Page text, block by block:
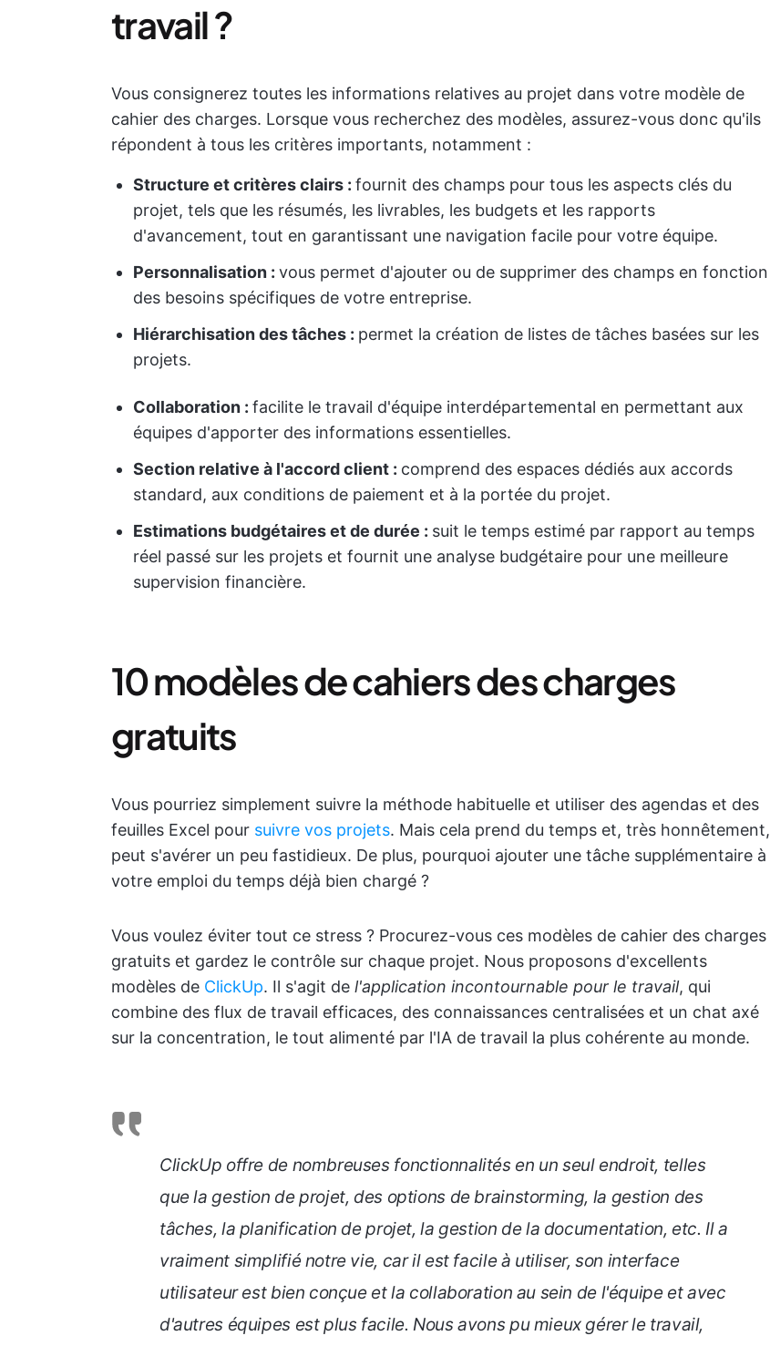
travail ?
Vous consignerez toutes les informations relatives au projet dans votre modèle de
cahier des charges. Lorsque vous recherchez des modèles, assurez-vous donc qu'ils
répondent à tous les critères importants, notamment :
Structure et critères clairs : fournit des champs pour tous les aspects clés du
projet, tels que les résumés, les livrables, les budgets et les rapports
d'avancement, tout en garantissant une navigation facile pour votre équipe.
Personnalisation : vous permet d'ajouter ou de supprimer des champs en fonction
des besoins spécifiques de votre entreprise.
Hiérarchisation des tâches : permet la création de listes de tâches basées sur les
projets.
Collaboration : facilite le travail d'équipe interdépartemental en permettant aux
équipes d'apporter des informations essentielles.
Section relative à l'accord client : comprend des espaces dédiés aux accords
standard, aux conditions de paiement et à la portée du projet.
Estimations budgétaires et de durée : suit le temps estimé par rapport au temps
réel passé sur les projets et fournit une analyse budgétaire pour une meilleure
supervision financière.
10 modèles de cahiers des charges
gratuits
Vous pourriez simplement suivre la méthode habituelle et utiliser des agendas et des
feuilles Excel pour suivre vos projets. Mais cela prend du temps et, très honnêtement,
peut s'avérer un peu fastidieux. De plus, pourquoi ajouter une tâche supplémentaire à
votre emploi du temps déjà bien chargé ?
Vous voulez éviter tout ce stress ? Procurez-vous ces modèles de cahier des charges
gratuits et gardez le contrôle sur chaque projet. Nous proposons d'excellents
modèles de ClickUp. Il s'agit de l'application incontournable pour le travail, qui
combine des flux de travail efficaces, des connaissances centralisées et un chat axé
sur la concentration, le tout alimenté par l'IA de travail la plus cohérente au monde.
ClickUp offre de nombreuses fonctionnalités en un seul endroit, telles
que la gestion de projet, des options de brainstorming, la gestion des
tâches, la planification de projet, la gestion de la documentation, etc. Il a
vraiment simplifié notre vie, car il est facile à utiliser, son interface
utilisateur est bien conçue et la collaboration au sein de l'équipe et avec
d'autres équipes est plus facile. Nous avons pu mieux gérer le travail,